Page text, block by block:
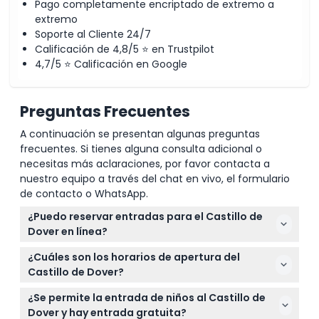
Horario de Apertura
Cosas a Saber
Ubicación
Política de Cancelación
Pago completamente encriptado de extremo a
extremo
Soporte al Cliente 24/7
Calificación de 4,8/5 ⭐ en Trustpilot
4,7/5 ⭐ Calificación en Google
Preguntas Frecuentes
A continuación se presentan algunas preguntas
frecuentes. Si tienes alguna consulta adicional o
necesitas más aclaraciones, por favor contacta a
nuestro equipo a través del chat en vivo, el formulario
de contacto o WhatsApp.
¿Puedo reservar entradas para el Castillo de
Dover en línea?
Sí, puedes reservar fácilmente entradas para el
Castillo de Dover en línea en este sitio web, a
de la medianoche del día anterior a tu visita.
¿Cuáles son los horarios de apertura del
Castillo de Dover?
El Castillo de Dover está abierto de miércoles a
domingo de 10 a.m. a 4 p.m., con última entrada a
¿Se permite la entrada de niños al Castillo de
Dover y hay entrada gratuita?